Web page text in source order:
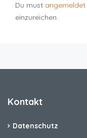
Du must angemeldet
einzureichen.
Kontakt
Datenschutz